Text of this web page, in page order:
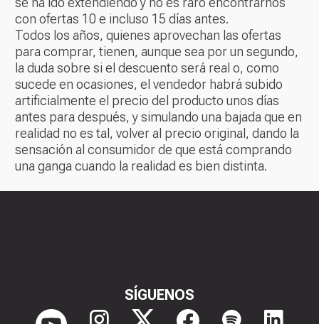
con ofertas 10 e incluso 15 días antes.
Todos los años, quienes aprovechan las ofertas
para comprar, tienen, aunque sea por un segundo,
la duda sobre si el descuento será real o, como
sucede en ocasiones, el vendedor habrá subido
artificialmente el precio del producto unos días
antes para después, y simulando una bajada que en
realidad no es tal, volver al precio original, dando la
sensación al consumidor de que está comprando
una ganga cuando la realidad es bien distinta.
SÍGUENOS